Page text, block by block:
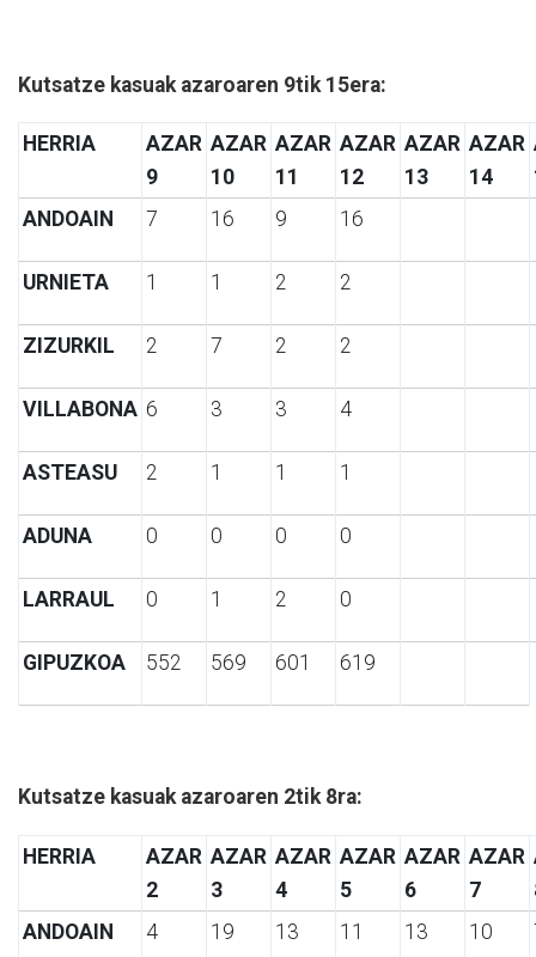
Kutsatze kasuak azaroaren 9tik 15era:
HERRIA
AZAR
9
AZAR
10
AZAR
11
AZAR
12
AZAR
13
AZAR
14
ANDOAIN
7 16 9 16
URNIETA 1 1 2 2
ZIZURKIL 2 7 2 2
VILLABONA 6 3 3 4
ASTEASU 2 1 1 1
ADUNA 0 0 0 0
LARRAUL 0 1 2 0
GIPUZKOA 552 569 601 619
Kutsatze kasuak azaroaren 2tik 8ra:
HERRIA
AZAR
2
AZAR
3
AZAR
4
AZAR
5
AZAR
6
AZAR
7
ANDOAIN
4 19 13 11 13 10